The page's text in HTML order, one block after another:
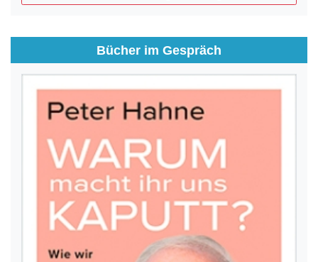
Bücher im Gespräch